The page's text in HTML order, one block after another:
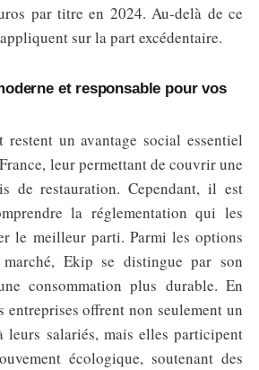
par titre en 2024. Au-delà de ce
sur la part excédentaire.
et responsable pour vos
restent un avantage social essentiel
leur permettant de couvrir une
de restauration. Cependant, il est
la réglementation qui les
le meilleur parti. Parmi les options
Ekip se distingue par son
consommation plus durable. En
entreprises offrent non seulement un
leurs salariés, mais elles participent
écologique, soutenant des